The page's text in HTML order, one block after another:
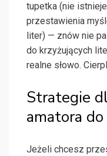
tupetka (nie
przestawienia
liter) — znów nie
do krzyżujących
realne słowo.
Strategie
amatora
Jeżeli chcesz